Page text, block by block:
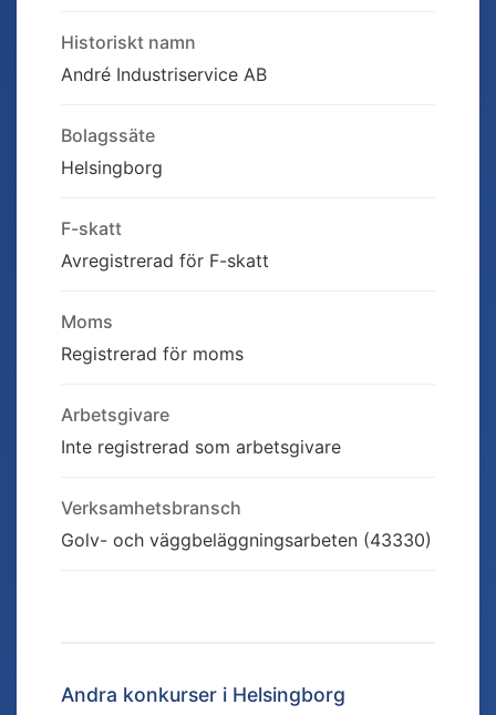
Historiskt namn
André Industriservice AB
Bolagssäte
Helsingborg
F-skatt
Avregistrerad för F-skatt
Moms
Registrerad för moms
Arbetsgivare
Inte registrerad som arbetsgivare
Verksamhetsbransch
Golv- och väggbeläggningsarbeten (43330)
Andra konkurser i Helsingborg